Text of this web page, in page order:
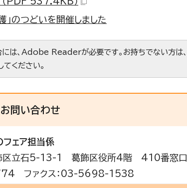
のつどいを開催しました
には、Adobe Readerが必要です。お持ちでない方は、
てください。
お問い合わせ
フェア担当係
立石5-13-1 葛飾区役所4階 410番窓口
ファクス：03-5698-1538